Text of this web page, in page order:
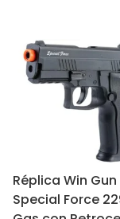
Réplica Win Gun
Special Force